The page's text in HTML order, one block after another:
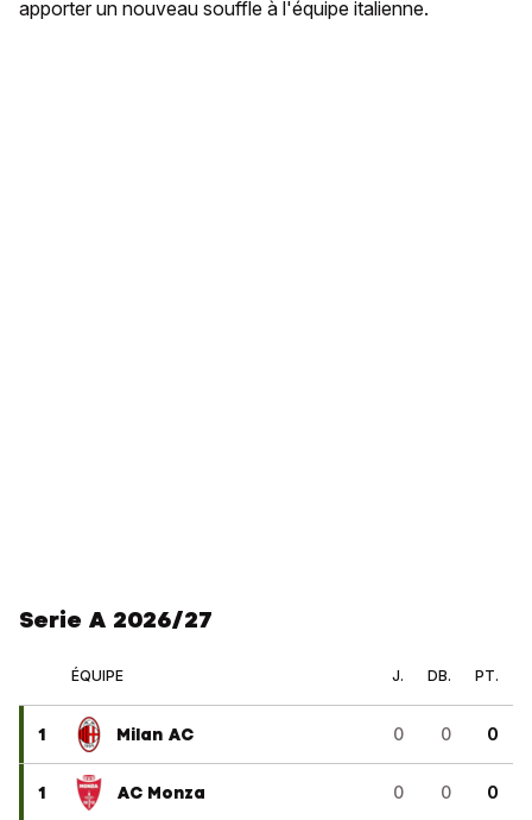
apporter un nouveau souffle à l'équipe italienne.
Serie A 2026/27
ÉQUIPE J. DB. PT.
1 Milan AC 0 0 0
1 AC Monza 0 0 0